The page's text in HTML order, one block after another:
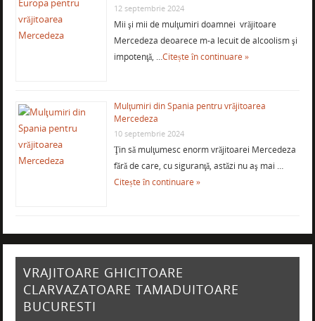
12 septembrie 2024
Mii şi mii de mulţumiri doamnei vrăjitoare
Mercedeza deoarece m-a lecuit de alcoolism şi
impotenţă, …Citește în continuare »
Mulţumiri din Spania pentru vrăjitoarea
Mercedeza
10 septembrie 2024
Ţin să mulţumesc enorm vrăjitoarei Mercedeza
fără de care, cu siguranţă, astăzi nu aş mai …
Citește în continuare »
VRAJITOARE GHICITOARE
CLARVAZATOARE TAMADUITOARE
BUCURESTI